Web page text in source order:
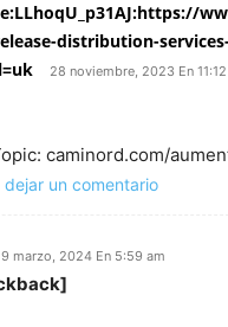
distribution-
28 noviembre, 2023 En
caminord.com/
un comentario
9 marzo, 2024 En 5:59 am